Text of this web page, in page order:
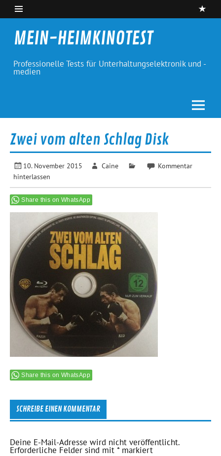
Skip
content
MEIN-HEIMKINOTEST
Professionelle Tests für Unterhaltungselektronik und -
medien
Zwei vom alten Schlag Disk
10. November 2015 Caine
Kommentar
hinterlassen
Share this on WhatsApp
Share this on WhatsApp
SCHREIBE EINEN KOMMENTAR
Deine E-Mail-Adresse wird nicht veröffentlicht.
Erforderliche Felder sind mit*markiert